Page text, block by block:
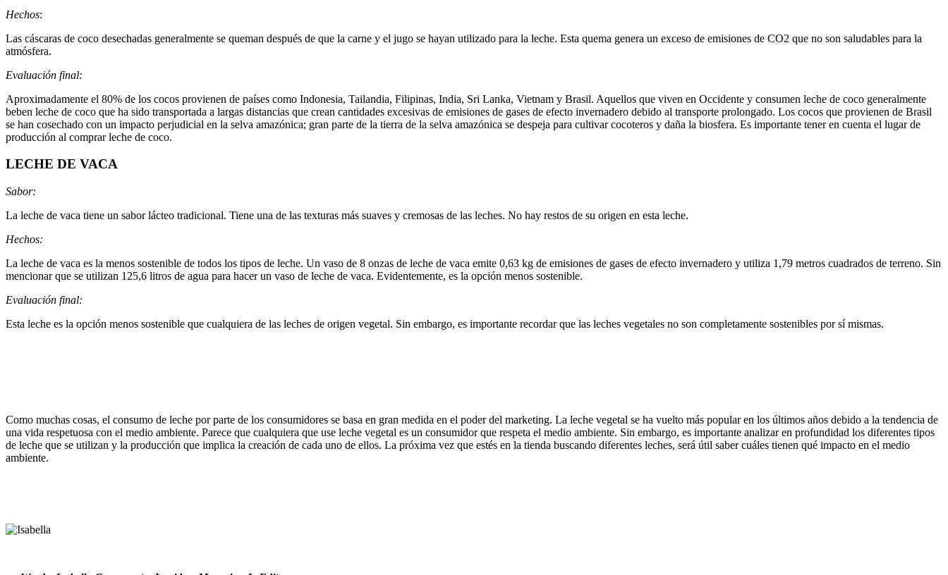
Hechos:
Las cáscaras de coco desechadas generalmente se queman después de que la carne y el jugo se hayan utilizado para la leche. Esta quema genera un exceso de emisiones de CO2 que no son saludables para la
atmósfera.
Evaluación final:
Aproximadamente el 80% de los cocos provienen de países como Indonesia, Tailandia, Filipinas, India, Sri Lanka, Vietnam y Brasil. Aquellos que viven en Occidente y consumen leche de coco generalmente
beben leche de coco que ha sido transportada a largas distancias que crean cantidades excesivas de emisiones de gases de efecto invernadero debido al transporte prolongado. Los cocos que provienen de Brasil
se han cosechado con un impacto perjudicial en la selva amazónica; gran parte de la tierra de la selva amazónica se despeja para cultivar cocoteros y daña la biosfera. Es importante tener en cuenta el lugar de
producción al comprar leche de coco.
LECHE DE VACA
Sabor:
La leche de vaca tiene un sabor lácteo tradicional. Tiene una de las texturas más suaves y cremosas de las leches. No hay restos de su origen en esta leche.
Hechos:
La leche de vaca es la menos sostenible de todos los tipos de leche. Un vaso de 8 onzas de leche de vaca emite 0,63 kg de emisiones de gases de efecto invernadero y utiliza 1,79 metros cuadrados de terreno. Sin
mencionar que se utilizan 125,6 litros de agua para hacer un vaso de leche de vaca. Evidentemente, es la opción menos sostenible.
Evaluación final:
Esta leche es la opción menos sostenible que cualquiera de las leches de origen vegetal. Sin embargo, es importante recordar que las leches vegetales no son completamente sostenibles por sí mismas.
Como muchas cosas, el consumo de leche por parte de los consumidores se basa en gran medida en el poder del marketing. La leche vegetal se ha vuelto más popular en los últimos años debido a la tendencia de
una vida respetuosa con el medio ambiente. Parece que cualquiera que use leche vegetal es un consumidor que respeta el medio ambiente. Sin embargo, es importante analizar en profundidad los diferentes tipos
de leche que se utilizan y la producción que implica la creación de cada uno de ellos. La próxima vez que estés en la tienda buscando diferentes leches, será útil saber cuáles tienen qué impacto en el medio
ambiente.